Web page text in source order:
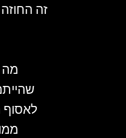
זה
מה
לאסוף